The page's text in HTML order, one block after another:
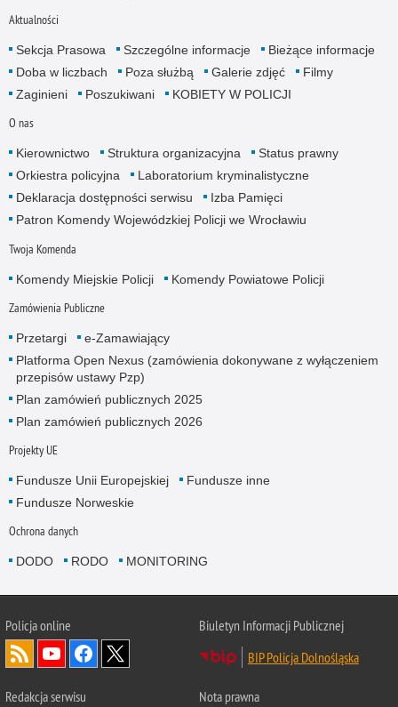
Aktualności
Sekcja Prasowa Szczególne informacje
Bieżące informacje
Doba w liczbach
Poza służbą Galerie zdjęć
Filmy
Zaginieni
Poszukiwani KOBIETY W POLICJI
O nas
Kierownictwo Struktura organizacyjna
Status prawny
Orkiestra policyjna
Laboratorium kryminalistyczne
Deklaracja dostępności serwisu
Izba Pamięci
Patron Komendy Wojewódzkiej Policji we Wrocławiu
Twoja Komenda
Komendy Miejskie Policji Komendy Powiatowe Policji
Zamówienia Publiczne
Przetargi
e-Zamawiający
Platforma Open Nexus (zamówienia dokonywane z wyłączeniem
przepisów ustawy Pzp)
Plan zamówień publicznych 2025
Plan zamówień publicznych 2026
Projekty UE
Fundusze Unii Europejskiej
Fundusze inne
Fundusze Norweskie
Ochrona danych
DODO RODO MONITORING
Policjaonline
Biuletyn Informacji Publicznej
BIP Policja Dolnośląska
Redakcja serwisu Nota prawna